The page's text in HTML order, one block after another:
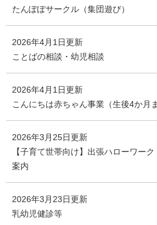
たんぽぽサークル（集団遊び）
2026年4月1日更新
ことばの相談・幼児相談
2026年4月1日更新
こんにちは赤ちゃん事業（生後4か月
2026年3月25日更新
【子育て世帯向け】出張ハローワー
案内
2026年3月23日更新
乳幼児健診等